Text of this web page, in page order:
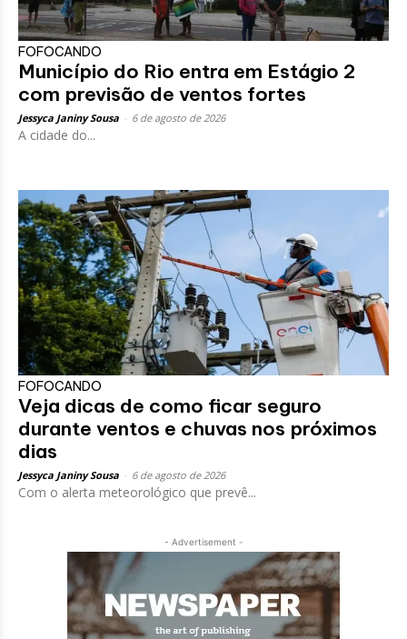
FOFOCANDO
Município do Rio entra em Estágio 2
com previsão de ventos fortes
Jessyca Janiny Sousa 6 de agosto de 2026
A cidade do...
FOFOCANDO
Veja dicas de como ficar seguro
durante ventos e chuvas nos próximos
dias
Jessyca Janiny Sousa 6 de agosto de 2026
Com o alerta meteorológico que prevê...
- Advertisement -